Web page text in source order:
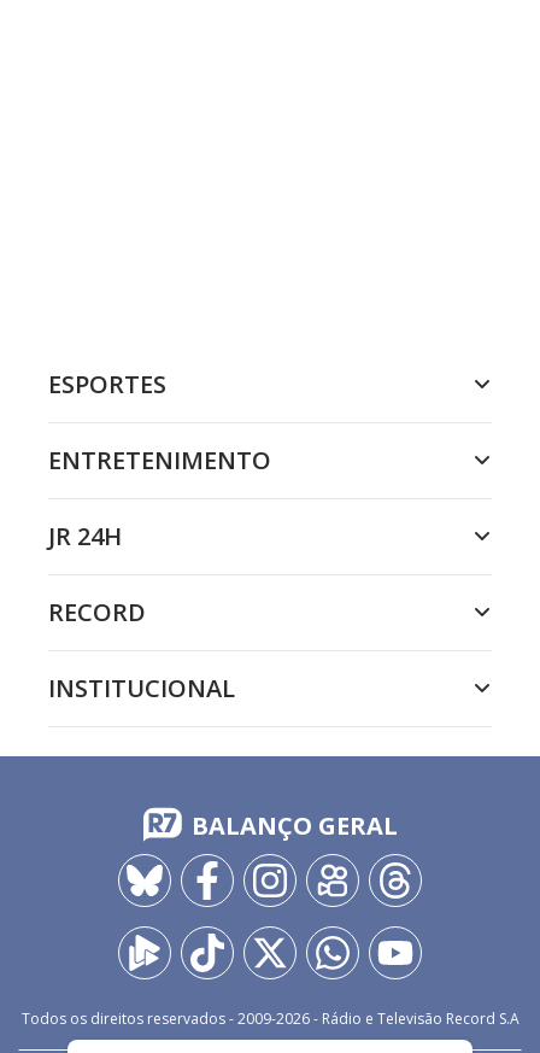
ESPORTES
ENTRETENIMENTO
JR 24H
RECORD
INSTITUCIONAL
BALANÇO GERAL
Todos os direitos reservados - 2009-2026- Rádio e Televisão Record S.A